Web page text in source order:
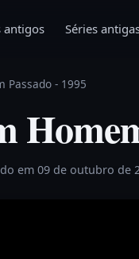
antigos Séries
Passado - 1995
em 09 de outubro de